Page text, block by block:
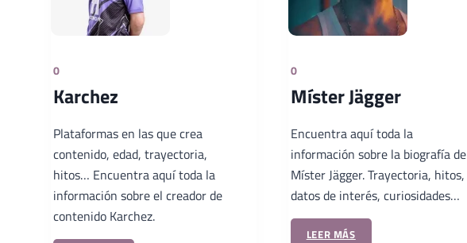
0
Karchez
Plataformas en las que crea
contenido, edad, trayectoria,
hitos… Encuentra aquí toda la
información sobre el creador de
contenido Karchez.
0
Míster Jägger
Encuentra aquí toda la
información sobre la biografía de
Míster Jägger. Trayectoria, hitos,
datos de interés, curiosidades…
LEER MÁS